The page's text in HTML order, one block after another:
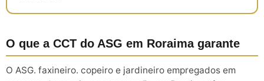
O que a CCT do ASG em Roraima garante
O ASG. faxineiro. copeiro e jardineiro empregados em